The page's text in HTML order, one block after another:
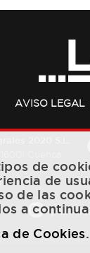
AVISO LEGAL
de
de
de las
a
de Cookies.